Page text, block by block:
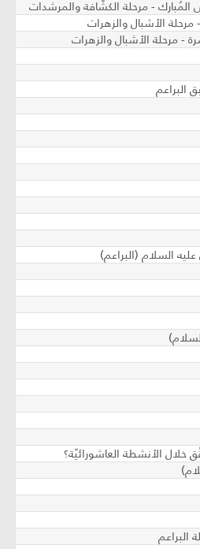
- مرحلة الكشّافة والمرشدات
- مرحلة الأشبال والزهرات
البراعم
السلام (البراعم)
خلال الأنشطة العاشورائيّة؟
البراعم